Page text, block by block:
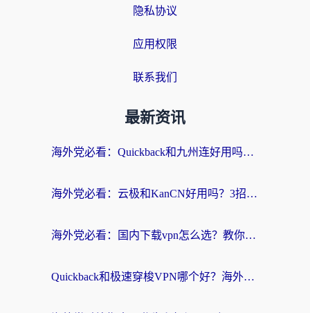
隐私协议
应用权限
联系我们
最新资讯
海外党必看：Quickback和九州连好用吗？3步选对回国加速器实现无缝刷国内资源
海外党必看：云极和KanCN好用吗？3招教你选对回国加速器（附免费VPN避坑指南）
海外党必看：国内下载vpn怎么选？教你无缝访问国内资源的实用指南
Quickback和极速穿梭VPN哪个好？海外党亲测3招选对回国加速器，看这篇就够了